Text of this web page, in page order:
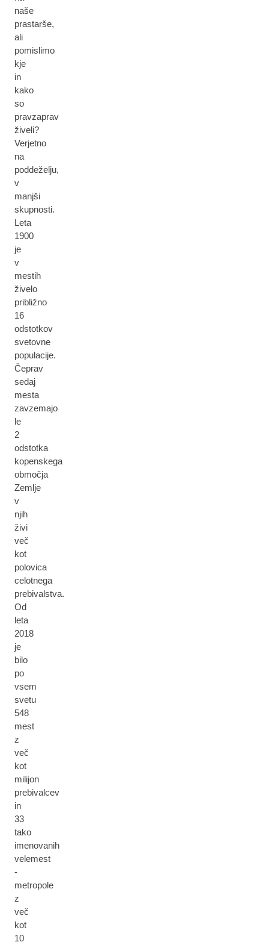
naše
prastarše,
ali
pomislimo
kje
in
kako
so
pravzaprav
živeli?
Verjetno
na
poddeželju,
v
manjši
skupnosti.
Leta
1900
je
v
mestih
živelo
približno
16
odstotkov
svetovne
populacije.
Čeprav
sedaj
mesta
zavzemajo
le
2
odstotka
kopenskega
območja
Zemlje
v
njih
živi
več
kot
polovica
celotnega
prebivalstva.
Od
leta
2018
je
bilo
po
vsem
svetu
548
mest
z
več
kot
milijon
prebivalcev
in
33
tako
imenovanih
velemest
-
metropole
z
več
kot
10